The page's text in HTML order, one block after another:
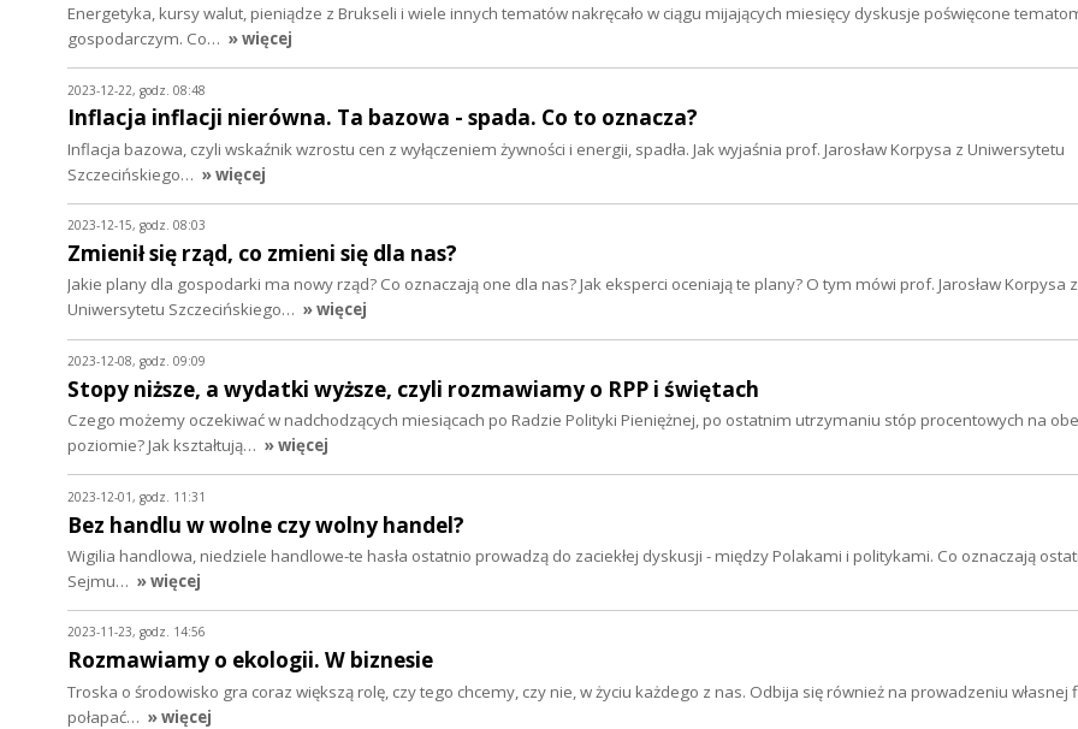
Energetyka, kursy walut, pieniądze z Brukseli i wiele innych tematów nakręcało w ciągu mijających miesięcy dyskusje poświęcone
gospodarczym. Co… » więcej
2023-12-22, godz. 08:48
Inflacja inflacji nierówna. Ta bazowa - spada. Co to oznacza?
Inflacja bazowa, czyli wskaźnik wzrostu cen z wyłączeniem żywności i energii, spadła. Jak wyjaśnia prof. Jarosław Korpysa z Uniwersytetu
Szczecińskiego… » więcej
2023-12-15, godz. 08:03
Zmienił się rząd, co zmieni się dla nas?
Jakie plany dla gospodarki ma nowy rząd? Co oznaczają one dla nas? Jak eksperci oceniają te plany? O tym mówi prof. Jarosław Korpysa z
Uniwersytetu Szczecińskiego… » więcej
2023-12-08, godz. 09:09
Stopy niższe, a wydatki wyższe, czyli rozmawiamy o RPP i świętach
Czego możemy oczekiwać w nadchodzących miesiącach po Radzie Polityki Pieniężnej, po ostatnim utrzymaniu stóp procentowych na
poziomie? Jak kształtują… » więcej
2023-12-01, godz. 11:31
Bez handlu w wolne czy wolny handel?
Wigilia handlowa, niedziele handlowe-te hasła ostatnio prowadzą do zaciekłej dyskusji - między Polakami i politykami. Co oznaczają
Sejmu… » więcej
2023-11-23, godz. 14:56
Rozmawiamy o ekologii. W biznesie
Troska o środowisko gra coraz większą rolę, czy tego chcemy, czy nie, w życiu każdego z nas. Odbija się również na prowadzeniu własnej
połapać… » więcej